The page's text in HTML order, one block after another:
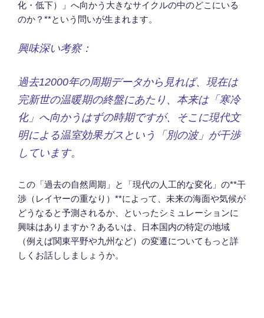
化・低下）」へ向かう大きなサイクルの中のどこにいる
のか？**という問いが生まれます。
興味深い考察：
過去12000年の周期データから見れば、現在は
完新世の温暖期の終盤にあたり、本来は「寒冷
化」へ向かうはずの時期ですが、そこに現代文
明による温室効果ガスという「別の波」が干渉
しています。
この「過去の自然周期」と「現代の人工的な変化」の**干
渉（レイヤーの重なり）**によって、未来の海面や気候が
どうなると予測されるか、といったシミュレーションに
興味はありますか？あるいは、日本国内の特定の地域
（例えば関東平野や九州など）の変遷についてもっと詳
しくお話ししましょうか。